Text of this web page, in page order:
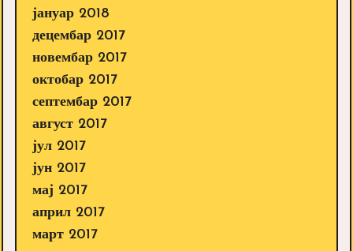
јануар 2018
децембар 2017
новембар 2017
октобар 2017
септембар 2017
август 2017
јул 2017
јун 2017
мај 2017
април 2017
март 2017